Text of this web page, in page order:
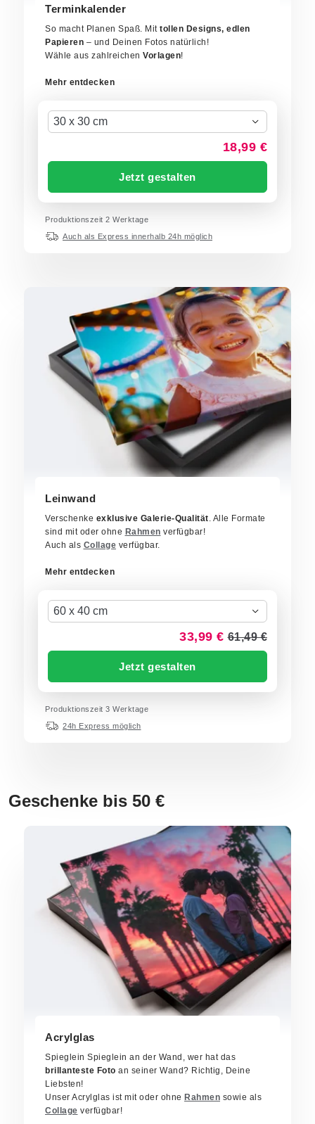
Terminkalender
So macht Planen Spaß. Mit tollen Designs, edlen
Papieren – und Deinen Fotos natürlich!
Wähle aus zahlreichen Vorlagen!
Mehr entdecken
30 x 30 cm
18,99 €
Jetzt gestalten
Produktionszeit 2 Werktage
Auch als Express innerhalb 24h möglich
Leinwand
Verschenke exklusive Galerie-Qualität. Alle Formate
sind mit oder ohne Rahmen verfügbar!
Auch als Collage verfügbar.
Mehr entdecken
60 x 40 cm
33,99 € 61,49 €
Jetzt gestalten
Produktionszeit 3 Werktage
24h Express möglich
Geschenke bis 50 €
Acrylglas
Spieglein Spieglein an der Wand, wer hat das
brillanteste Foto an seiner Wand? Richtig, Deine
Liebsten!
Unser Acrylglas ist mit oder ohne Rahmen sowie als
Collage verfügbar!